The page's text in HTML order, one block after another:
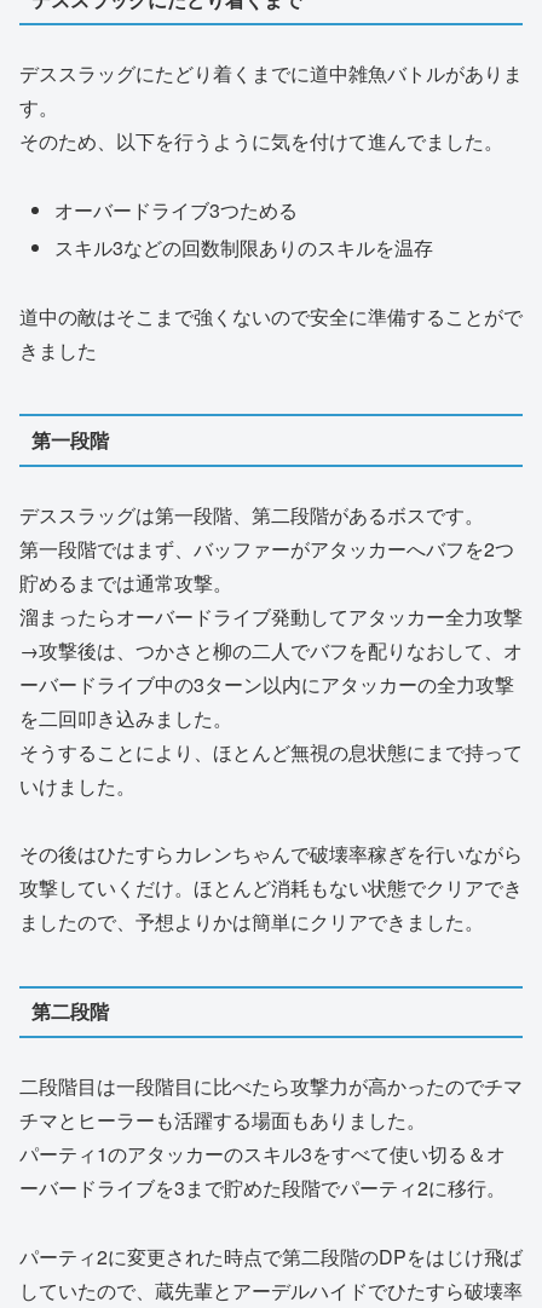
デススラッグにたどり着くまでに道中雑魚バトルがありま
す。
そのため、以下を行うように気を付けて進んでました。
オーバードライブ3つためる
スキル3などの回数制限ありのスキルを温存
道中の敵はそこまで強くないので安全に準備することがで
きました
第一段階
デススラッグは第一段階、第二段階があるボスです。
第一段階ではまず、バッファーがアタッカーへバフを2つ
貯めるまでは通常攻撃。
溜まったらオーバードライブ発動してアタッカー全力攻撃
→攻撃後は、つかさと柳の二人でバフを配りなおして、オ
ーバードライブ中の3ターン以内にアタッカーの全力攻撃
を二回叩き込みました。
そうすることにより、ほとんど無視の息状態にまで持って
いけました。
その後はひたすらカレンちゃんで破壊率稼ぎを行いながら
攻撃していくだけ。ほとんど消耗もない状態でクリアでき
ましたので、予想よりかは簡単にクリアできました。
第二段階
二段階目は一段階目に比べたら攻撃力が高かったのでチマ
チマとヒーラーも活躍する場面もありました。
パーティ1のアタッカーのスキル3をすべて使い切る＆オ
ーバードライブを3まで貯めた段階でパーティ2に移行。
パーティ2に変更された時点で第二段階のDPをはじけ飛ば
していたので、蔵先輩とアーデルハイドでひたすら破壊率